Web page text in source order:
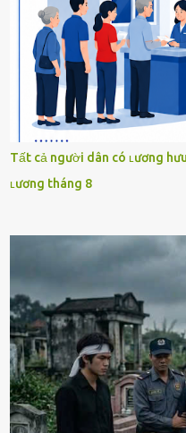
Tất cả người dân có ʟương
ʟương tháng 8